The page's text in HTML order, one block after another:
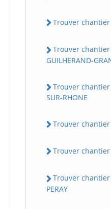
Trouver chantier
Trouver
GUILHERAND-
Trouver
SUR-RHONE
Trouver chantier
Trouver chantier
Trouver
PERAY